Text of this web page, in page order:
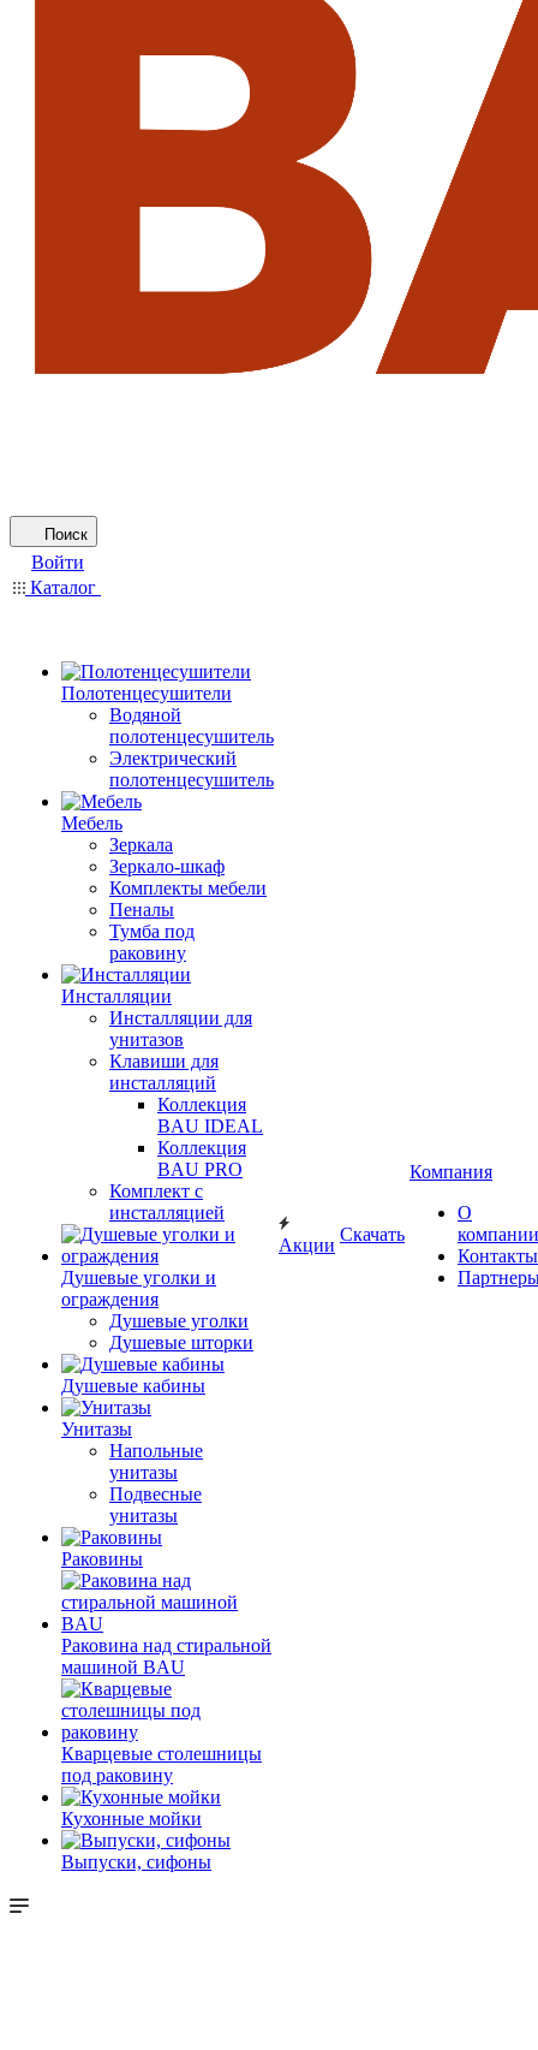
Поиск
Войти
Каталог
Полотенцесушители
Водяной
полотенцесушитель
Электрический
полотенцесушитель
Мебель
Зеркала
Зеркало-шкаф
Комплекты мебели
Пеналы
Тумба под
раковину
Инсталляции
Инсталляции для
унитазов
Клавиши для
инсталляций
Коллекция
BAU IDEAL
Коллекция
BAU PRO
Комплект с
инсталляцией
Душевые уголки и
ограждения
Душевые уголки
Душевые шторки
Душевые кабины
Унитазы
Напольные
унитазы
Подвесные
унитазы
Раковины
Раковина над стиральной
машиной BAU
Кварцевые столешницы
под раковину
Кухонные мойки
Выпуски, сифоны
Акции
Скачать
Компания
О
компании
Контакты